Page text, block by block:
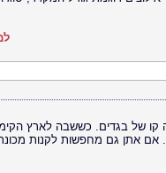
קו של בגדים. כששבה לארץ
אם אתן גם מחפשות לקנות